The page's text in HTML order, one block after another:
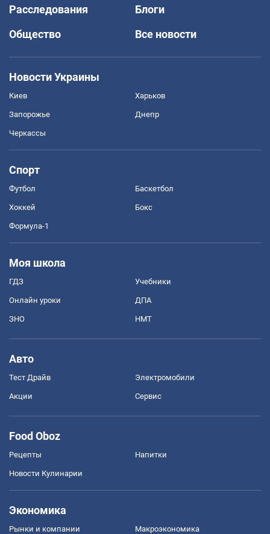
Расследования
Блоги
Общество
Все новости
Новости Украины
Киев Харьков
Запорожье Днепр
Черкассы
Спорт
Футбол Баскетбол
Хоккей Бокс
Формула-1
Моя школа
ГДЗ Учебники
Онлайн уроки ДПА
ЗНО НМТ
Авто
Тест Драйв Электромобили
Акции Сервис
Food Oboz
Рецепты Напитки
Новости Кулинарии
Экономика
Рынки и компании Mакроэкономика